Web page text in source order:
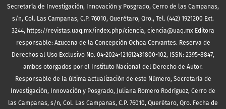
Secretaría de Investigación, Innovación y Posgrado, Cerro de las Campanas,
s/n, Col. Las Campanas, C.P. 76010, Querétaro, Qro., Tel. (442) 1921200 Ext.
3244, https://revistas.uaq.mx/index.php/ciencia, ciencia@uaq.mx Editora
responsable: Azucena de la Concepción Ochoa Cervantes. Reserva de
Derechos al Uso Exclusivo No. 04-2024-121612431800-102, ISSN: 2395-8847,
ambos otorgados por el Instituto Nacional del Derecho de Autor.
Responsable de la última actualización de este Número, Secretaría de
Investigación, Innovación y Posgrado, Juliana Romero Rodríguez, Cerro de
las Campanas, s/n, Col. Las Campanas, C.P. 76010, Querétaro, Qro. Fecha de